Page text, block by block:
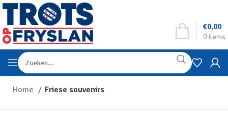
0 items
€0,00
Home Friese souvenirs